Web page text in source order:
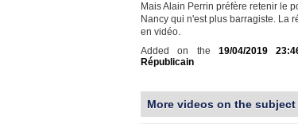
Mais Alain Perrin préfère retenir le
Nancy qui n'est plus barragiste. La
en vidéo.
Added on the 19/04/2019
Républicain
More videos on the subject